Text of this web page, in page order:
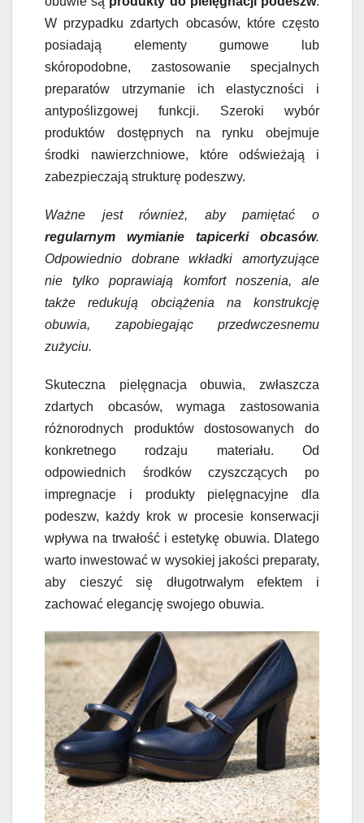
W przypadku zdartych obcasów, które często
posiadają elementy gumowe lub
skóropodobne, zastosowanie specjalnych
preparatów utrzymanie ich elastyczności i
antypoślizgowej funkcji. Szeroki wybór
produktów dostępnych na rynku obejmuje
środki nawierzchniowe, które odświeżają i
zabezpieczają strukturę podeszwy.
Ważne jest również, aby pamiętać o
regularnym wymianie tapicerki obcasów.
Odpowiednio dobrane wkładki amortyzujące
nie tylko poprawiają komfort noszenia, ale
także redukują obciążenia na konstrukcję
obuwia, zapobiegając przedwczesnemu
zużyciu.
Skuteczna pielęgnacja obuwia, zwłaszcza
zdartych obcasów, wymaga zastosowania
różnorodnych produktów dostosowanych do
konkretnego rodzaju materiału. Od
odpowiednich środków czyszczących po
impregnacje i produkty pielęgnacyjne dla
podeszw, każdy krok w procesie konserwacji
wpływa na trwałość i estetykę obuwia. Dlatego
warto inwestować w wysokiej jakości preparaty,
aby cieszyć się długotrwałym efektem i
zachować elegancję swojego obuwia.